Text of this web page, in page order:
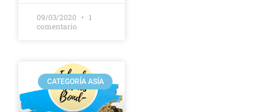
09/03/2020
1
comentario
CATEGORÍA ASÍA